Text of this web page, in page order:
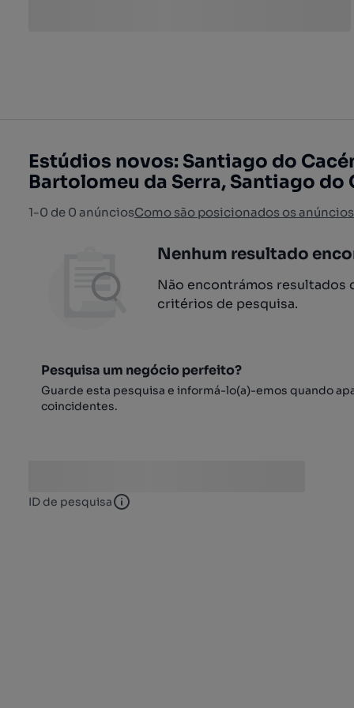
Estúdios novos: Santiago do
Bartolomeu da Serra, Santiago do
1-0 de 0 anúnciosComo são posicionados os
Nenhum resultado
Não encontrámos resultados
critérios de pesquisa.
Pesquisa um negócio perfeito?
Guarde esta pesquisa e informá-lo(a)-emos quando
coincidentes.
ID de pesquisa ID de pesquisa